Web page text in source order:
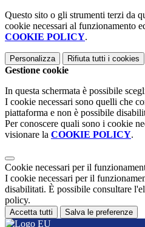
Questo sito o gli strumenti terzi da
cookie necessari al funzionamento
COOKIE POLICY.
Personalizza Rifiuta tutti i cookies
Gestione cookie
In questa schermata è possibile
I cookie necessari sono quelli che
piattaforma e non è possibile
Per conoscere quali sono i cookie
visionare la COOKIE POLICY.
Cookie necessari per il
I cookie necessari per il
disabilitati. È possibile consultare
policy.
Accetta tutti Salva le preferenze